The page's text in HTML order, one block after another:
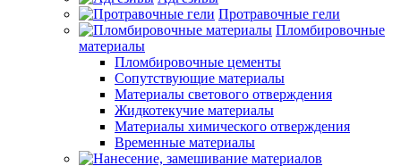
Протравочные гели
Пломбировочные
материалы
Пломбировочные цементы
Сопутствующие материалы
Материалы светового отверждения
Жидкотекучие материалы
Материалы химического отверждения
Временные материалы